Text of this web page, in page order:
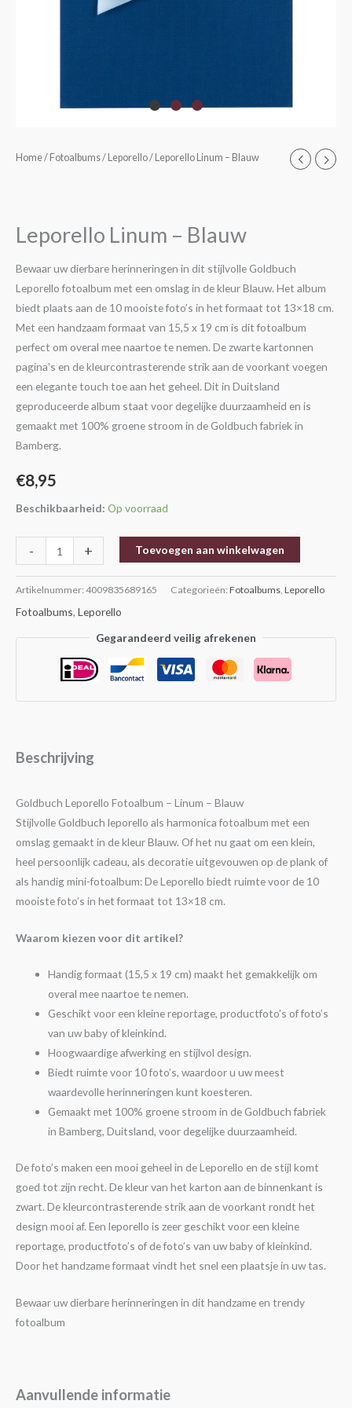
Home/ Fotoalbums/ Leporello/ Leporello Linum – Blauw
Leporello Linum – Blauw
Bewaar uw dierbare herinneringen in dit stijlvolle Goldbuch
Leporello fotoalbum met een omslag in de kleur Blauw. Het album
biedt plaats aan de 10 mooiste foto’s in het formaat tot 13×18 cm.
Met een handzaam formaat van 15,5 x 19 cm is dit fotoalbum
perfect om overal mee naartoe te nemen. De zwarte kartonnen
pagina’s en de kleurcontrasterende strik aan de voorkant voegen
een elegante touch toe aan het geheel. Dit in Duitsland
geproduceerde album staat voor degelijke duurzaamheid en is
gemaakt met 100% groene stroom in de Goldbuch fabriek in
Bamberg.
€8,95
Beschikbaarheid: Op voorraad
-
Leporello
aantal
+ Toevoegen aan winkelwagen
Artikelnummer: 4009835689165 Categorieën: Fotoalbums, Leporello
Fotoalbums, Leporello
Gegarandeerd veilig afrekenen
Beschrijving
Goldbuch Leporello Fotoalbum – Linum – Blauw
Stijlvolle Goldbuch leporello als harmonica fotoalbum met een
omslag gemaakt in de kleur Blauw. Of het nu gaat om een klein,
heel persoonlijk cadeau, als decoratie uitgevouwen op de plank of
als handig mini-fotoalbum: De Leporello biedt ruimte voor de 10
mooiste foto’s in het formaat tot 13×18 cm.
Waarom kiezen voor dit artikel?
Handig formaat (15,5 x 19 cm) maakt het gemakkelijk om
overal mee naartoe te nemen.
Geschikt voor een kleine reportage, productfoto’s of foto’s
van uw baby of kleinkind.
Hoogwaardige afwerking en stijlvol design.
Biedt ruimte voor 10 foto’s, waardoor u uw meest
waardevolle herinneringen kunt koesteren.
Gemaakt met 100% groene stroom in de Goldbuch fabriek
in Bamberg, Duitsland, voor degelijke duurzaamheid.
De foto’s maken een mooi geheel in de Leporello en de stijl komt
goed tot zijn recht. De kleur van het karton aan de binnenkant is
zwart. De kleurcontrasterende strik aan de voorkant rondt het
design mooi af. Een leporello is zeer geschikt voor een kleine
reportage, productfoto’s of de foto’s van uw baby of kleinkind.
Door het handzame formaat vindt het snel een plaatsje in uw tas.
Bewaar uw dierbare herinneringen in dit handzame en trendy
fotoalbum
Aanvullende informatie